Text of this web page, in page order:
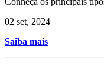
02 set, 2024
Saiba mais